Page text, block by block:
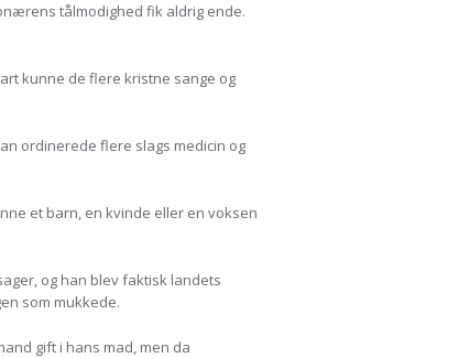
tålmodighed fik aldrig ende.
kunne de flere kristne sange og
ordinerede flere slags medicin og
et barn, en kvinde eller en voksen
og han blev faktisk landets
som mukkede.
gift i hans mad, men da